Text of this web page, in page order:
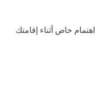
اهتمام خاص أثناء إقامتك